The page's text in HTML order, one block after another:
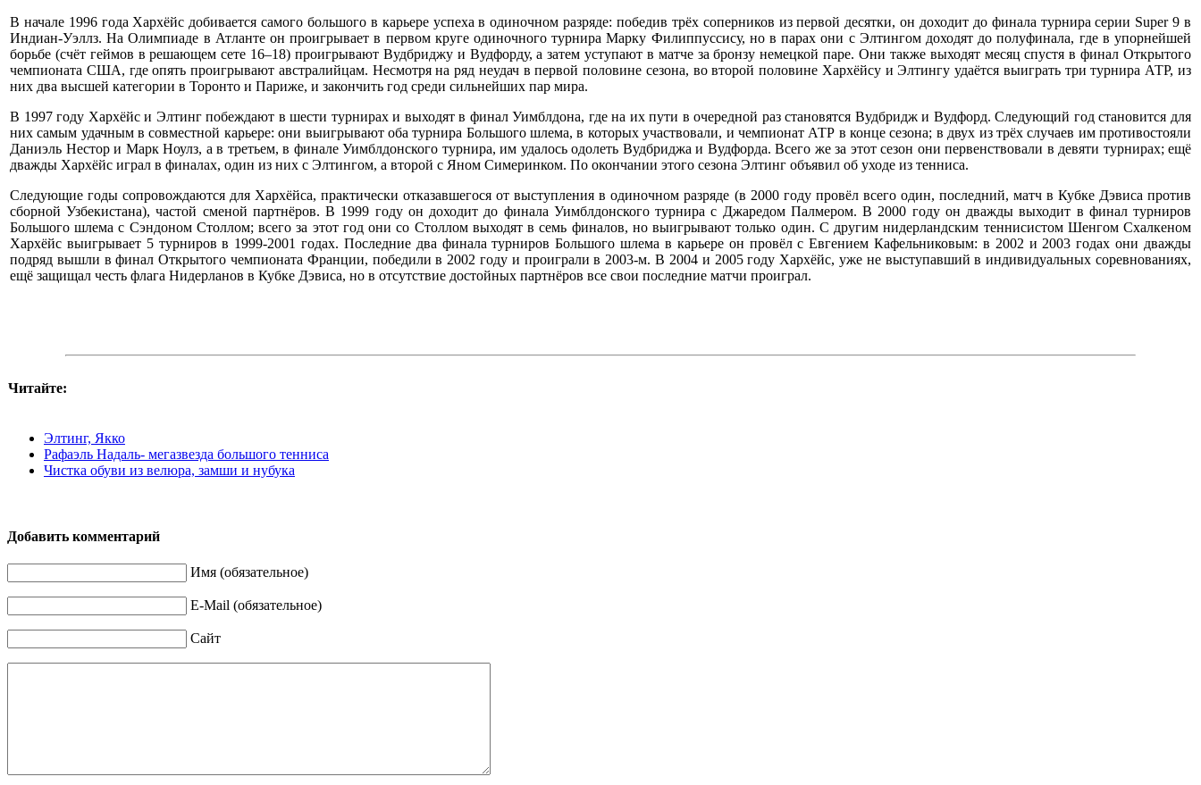
В начале 1996 года Хархёйс добивается самого большого в карьере успеха в одиночном разряде: победив трёх соперников из первой десятки, он доходит до финала турнира серии Super 9 в
Индиан-Уэллз. На Олимпиаде в Атланте он проигрывает в первом круге одиночного турнира Марку Филиппуссису, но в парах они с Элтингом доходят до полуфинала, где в упорнейшей
борьбе (счёт геймов в решающем сете 16–18) проигрывают Вудбриджу и Вудфорду, а затем уступают в матче за бронзу немецкой паре. Они также выходят месяц спустя в финал Открытого
чемпионата США, где опять проигрывают австралийцам. Несмотря на ряд неудач в первой половине сезона, во второй половине Хархёйсу и Элтингу удаётся выиграть три турнира АТР, из
них два высшей категории в Торонто и Париже, и закончить год среди сильнейших пар мира.
В 1997 году Хархёйс и Элтинг побеждают в шести турнирах и выходят в финал Уимблдона, где на их пути в очередной раз становятся Вудбридж и Вудфорд. Следующий год становится для
них самым удачным в совместной карьере: они выигрывают оба турнира Большого шлема, в которых участвовали, и чемпионат АТР в конце сезона; в двух из трёх случаев им противостояли
Даниэль Нестор и Марк Ноулз, а в третьем, в финале Уимблдонского турнира, им удалось одолеть Вудбриджа и Вудфорда. Всего же за этот сезон они первенствовали в девяти турнирах; ещё
дважды Хархёйс играл в финалах, один из них с Элтингом, а второй с Яном Симеринком. По окончании этого сезона Элтинг объявил об уходе из тенниса.
Следующие годы сопровождаются для Хархёйса, практически отказавшегося от выступления в одиночном разряде (в 2000 году провёл всего один, последний, матч в Кубке Дэвиса против
сборной Узбекистана), частой сменой партнёров. В 1999 году он доходит до финала Уимблдонского турнира с Джаредом Палмером. В 2000 году он дважды выходит в финал турниров
Большого шлема с Сэндоном Столлом; всего за этот год они со Столлом выходят в семь финалов, но выигрывают только один. С другим нидерландским теннисистом Шенгом Схалкеном
Хархёйс выигрывает 5 турниров в 1999-2001 годах. Последние два финала турниров Большого шлема в карьере он провёл с Евгением Кафельниковым: в 2002 и 2003 годах они дважды
подряд вышли в финал Открытого чемпионата Франции, победили в 2002 году и проиграли в 2003-м. В 2004 и 2005 году Хархёйс, уже не выступавший в индивидуальных соревнованиях,
ещё защищал честь флага Нидерланов в Кубке Дэвиса, но в отсутствие достойных партнёров все свои последние матчи проиграл.
Читайте:
Элтинг, Якко
Рафаэль Надаль- мегазвезда большого тенниса
Чистка обуви из велюра, замши и нубука
Добавить комментарий
Имя (обязательное)
E-Mail (обязательное)
Сайт